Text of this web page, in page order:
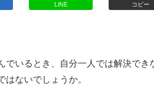
LINE コピー
いるとき、自分一人では解決でき
ないでしょうか。